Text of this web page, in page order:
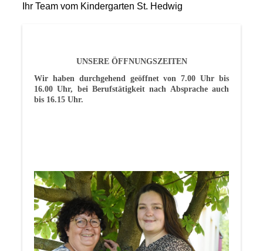
Ihr Team vom Kindergarten St. Hedwig
UNSERE ÖFFNUNGSZEITEN
Wir haben durchgehend geöffnet von 7.00 Uhr bis
16.00 Uhr, bei Berufstätigkeit nach Absprache auch
bis 16.15 Uhr.